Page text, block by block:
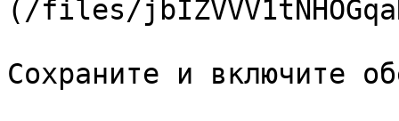
(/files/
Сохраните и включите